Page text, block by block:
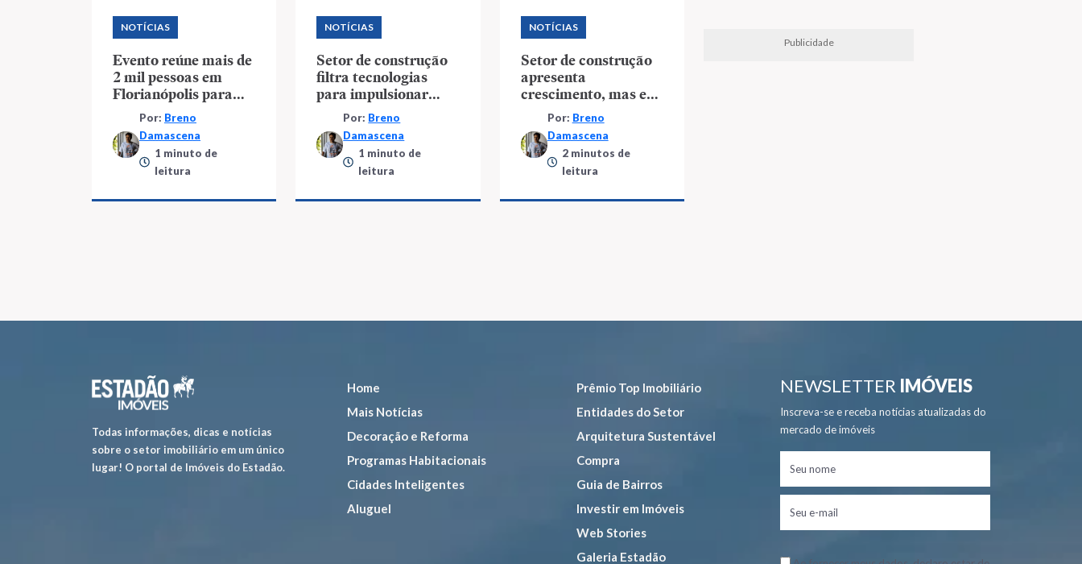
Publicidade
NOTÍCIAS
Evento reúne mais de
2 mil pessoas em
Florianópolis para
debater futuro do
mercado imobiliário
Por: Breno
Damascena
1 minuto de
leitura
NOTÍCIAS
Setor de construção
filtra tecnologias
para impulsionar
inovações
Por: Breno
Damascena
1 minuto de
leitura
NOTÍCIAS
Setor de construção
apresenta
crescimento, mas em
velocidade reduzida
Por: Breno
Damascena
2 minutos de
leitura
Todas informações, dicas e notícias
sobre o setor imobiliário em um único
lugar! O portal de Imóveis do Estadão.
Home
Mais Notícias
Decoração e Reforma
Programas Habitacionais
Cidades Inteligentes
Aluguel
Prêmio Top Imobiliário
Entidades do Setor
Arquitetura Sustentável
Compra
Guia de Bairros
Investir em Imóveis
Web Stories
Galeria Estadão
NEWSLETTER IMÓVEIS
Inscreva-se e receba notícias atualizadas do
mercado de imóveis